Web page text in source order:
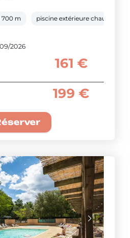
700 m piscine extérieure chauffée
2026
161 €
199 €